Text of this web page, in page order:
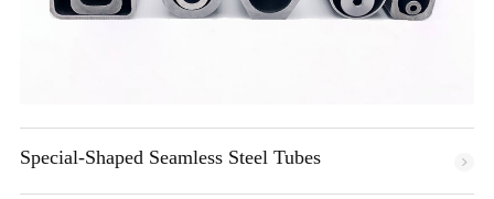
Special-Shaped Seamless Steel Tubes